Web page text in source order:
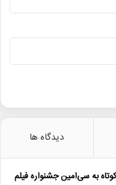
دیدگاه ها
کوتاه به سی‌امین جشنواره فیلم